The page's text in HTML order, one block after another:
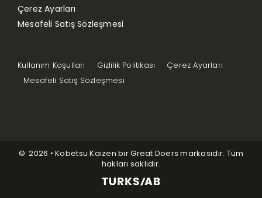
Çerez Ayarları
Mesafeli Satış Sözleşmesi
Kullanım Koşulları Gizlilik Politikası
Çerez Ayarları
Mesafeli Satış Sözleşmesi
© 2026 • Kobetsu Kaizen bir Great Doers markasıdır. Tüm
hakları saklıdır.